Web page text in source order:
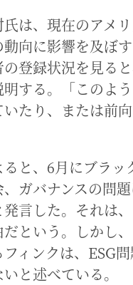
氏は、現在のアメ
向に影響を及ぼ
の登録状況を見る
明する。「このよ
いたり、または前
と、6月にブラッ
ガバナンスの問
発言した。それは
だという。しかし
ィンクは、ESG
と述べている。